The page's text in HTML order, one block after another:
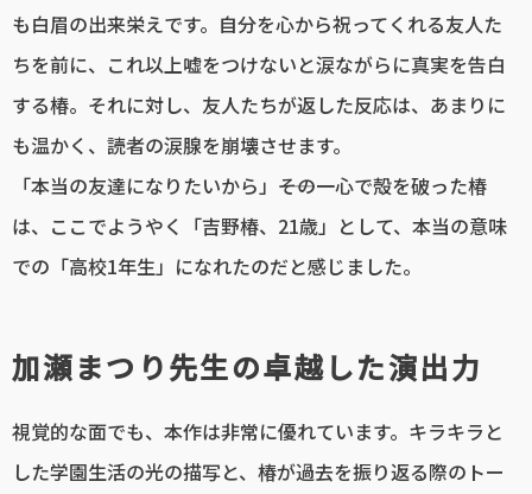
も白眉の出来栄えです。自分を心から祝ってくれる友人た
ちを前に、これ以上嘘をつけないと涙ながらに真実を告白
する椿。それに対し、友人たちが返した反応は、あまりに
も温かく、読者の涙腺を崩壊させます。
「本当の友達になりたいから」――その一心で殻を破った椿
は、ここでようやく「吉野椿、21歳」として、本当の意味
での「高校1年生」になれたのだと感じました。
加瀬まつり先生の卓越した演出力
視覚的な面でも、本作は非常に優れています。キラキラと
した学園生活の光の描写と、椿が過去を振り返る際のトー